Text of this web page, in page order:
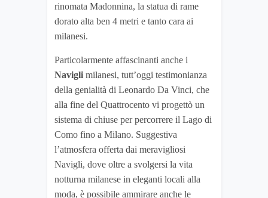
rinomata Madonnina, la statua di rame
dorato alta ben 4 metri e tanto cara ai
milanesi.
Particolarmente affascinanti anche i
Navigli milanesi, tutt’oggi testimonianza
della genialità di Leonardo Da Vinci, che
alla fine del Quattrocento vi progettò un
sistema di chiuse per percorrere il Lago di
Como fino a Milano. Suggestiva
l’atmosfera offerta dai meravigliosi
Navigli, dove oltre a svolgersi la vita
notturna milanese in eleganti locali alla
moda, è possibile ammirare anche le